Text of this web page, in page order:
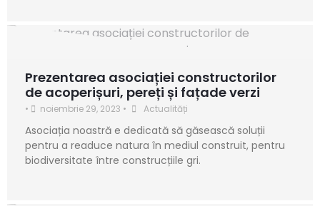
Prezentarea asociației constructorilor
de acoperișuri, pereți și fațade verzi
• noiembrie 29, 2023 • Actualități
Asociația noastră e dedicată să găsească soluții
pentru a readuce natura în mediul construit, pentru
biodiversitate între construcțiile gri.